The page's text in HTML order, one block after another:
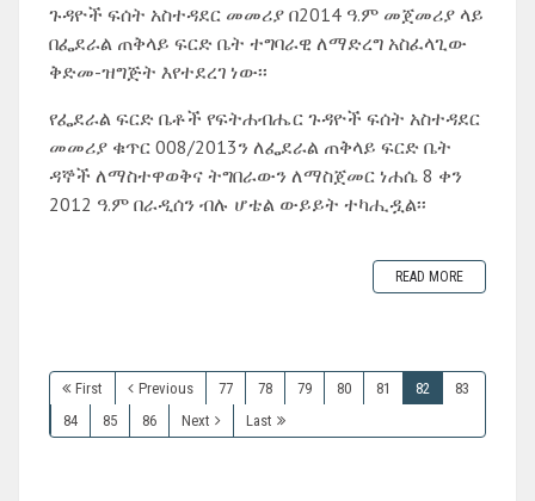
ጉዳዮች ፍሰት አስተዳደር መመሪያ በ2014 ዓ.ም መጀመሪያ ላይ
በፌደራል ጠቅላይ ፍርድ ቤት ተግባራዊ ለማድረግ አስፈላጊው
ቅድመ-ዝግጅት እየተደረገ ነው፡፡
የፌደራል ፍርድ ቤቶች የፍትሐብሔር ጉዳዮች ፍሰት አስተዳደር
መመሪያ ቁጥር 008/2013ን ለፌደራል ጠቅላይ ፍርድ ቤት
ዳኞች ለማስተዋወቅና ትግበራውን ለማስጀመር ነሐሴ 8 ቀን
2012 ዓ.ም በራዲሰን ብሉ ሆቴል ውይይት ተካሒዷል፡፡
READ MORE
First Previous 77 78 79 80 81 82
83
84
85 86 Next Last